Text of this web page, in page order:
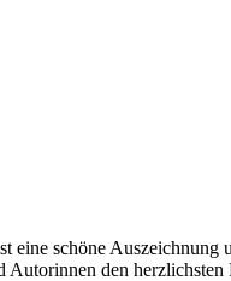
eine schöne
Autorinnen den